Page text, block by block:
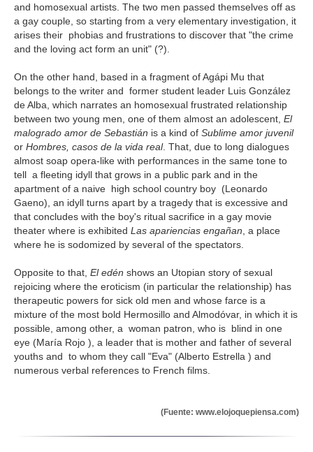
and homosexual artists. The two men passed themselves off as
a gay couple, so starting from a very elementary investigation, it
arises their phobias and frustrations to discover that "the crime
and the loving act form an unit" (?).
On the other hand, based in a fragment of Agápi Mu that
belongs to the writer and former student leader Luis González
de Alba, which narrates an homosexual frustrated relationship
between two young men, one of them almost an adolescent, El
malogrado amor de Sebastián is a kind of Sublime amor juvenil
or Hombres, casos de la vida real. That, due to long dialogues
almost soap opera-like with performances in the same tone to
tell a fleeting idyll that grows in a public park and in the
apartment of a naive high school country boy (Leonardo
Gaeno), an idyll turns apart by a tragedy that is excessive and
that concludes with the boy's ritual sacrifice in a gay movie
theater where is exhibited Las apariencias engañan , a place
where he is sodomized by several of the spectators.
Opposite to that, El edén shows an Utopian story of sexual
rejoicing where the eroticism (in particular the relationship) has
therapeutic powers for sick old men and whose farce is a
mixture of the most bold Hermosillo and Almodóvar, in which it is
possible, among other, a woman patron, who is blind in one
eye (María Rojo ), a leader that is mother and father of several
youths and to whom they call "Eva" (Alberto Estrella ) and
numerous verbal references to French films.
(Fuente: www.elojoquepiensa.com)